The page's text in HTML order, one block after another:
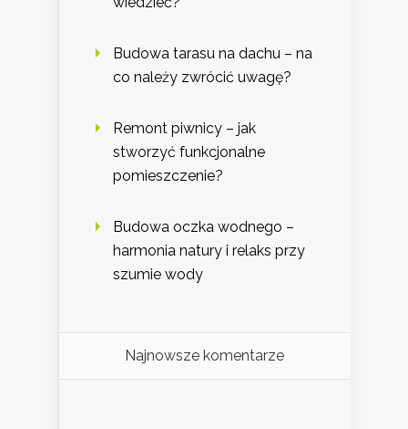
Budowa tarasu na dachu – na
co należy zwrócić uwagę?
Remont piwnicy – jak
stworzyć funkcjonalne
pomieszczenie?
Budowa oczka wodnego –
harmonia natury i relaks przy
szumie wody
Najnowsze komentarze